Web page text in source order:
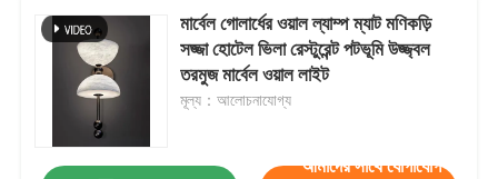
মার্বেল গোলার্ধের ওয়াল ল্যাম্প ম্যাট মণিকড়ি
সজ্জা হোটেল ভিলা রেস্টুরেন্ট পটভূমি উজ্জ্বল
তরমুজ মার্বেল ওয়াল লাইট
মূল্য：আলোচনাযোগ্য
আমাদের সাথে যোগাযোগ